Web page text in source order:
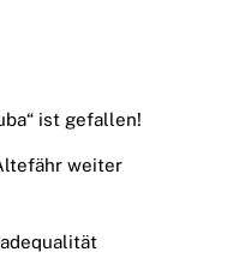
ist gefallen!
weiter